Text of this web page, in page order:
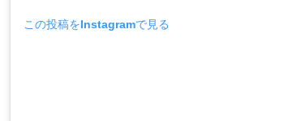
この投稿をInstagramで見る